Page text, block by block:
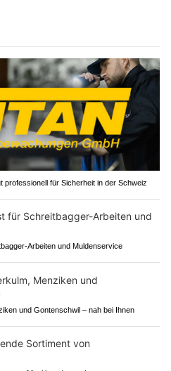
für Sicherheit in der Schweiz
Arbeiten und Muldenservice
und Gontenschwil – nah bei Ihnen